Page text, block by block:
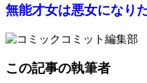
無能才女は悪女になり
この記事の執筆者